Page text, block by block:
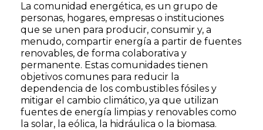
La comunidad energética, es un grupo de
personas, hogares, empresas o instituciones
que se unen para producir, consumir y, a
menudo, compartir energía a partir de fuentes
renovables, de forma colaborativa y
permanente. Estas comunidades tienen
objetivos comunes para reducir la
dependencia de los combustibles fósiles y
mitigar el cambio climático, ya que utilizan
fuentes de energía limpias y renovables como
la solar, la eólica, la hidráulica o la biomasa.